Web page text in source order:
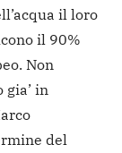
il loro
il 90%
Non
in
del